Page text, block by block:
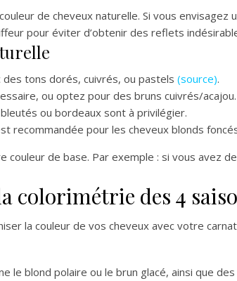
de cheveux naturelle. Si vous envisagez
pour éviter d’obtenir des reflets
des tons dorés, cuivrés, ou pastels (source).
ou optez pour des bruns cuivrés/acajou.
ou bordeaux sont à privilégier.
recommandée pour les cheveux blonds
couleur de base. Par exemple : si vous avez
colorimétrie des 4
la couleur de vos cheveux avec votre
le blond polaire ou le brun glacé, ainsi que